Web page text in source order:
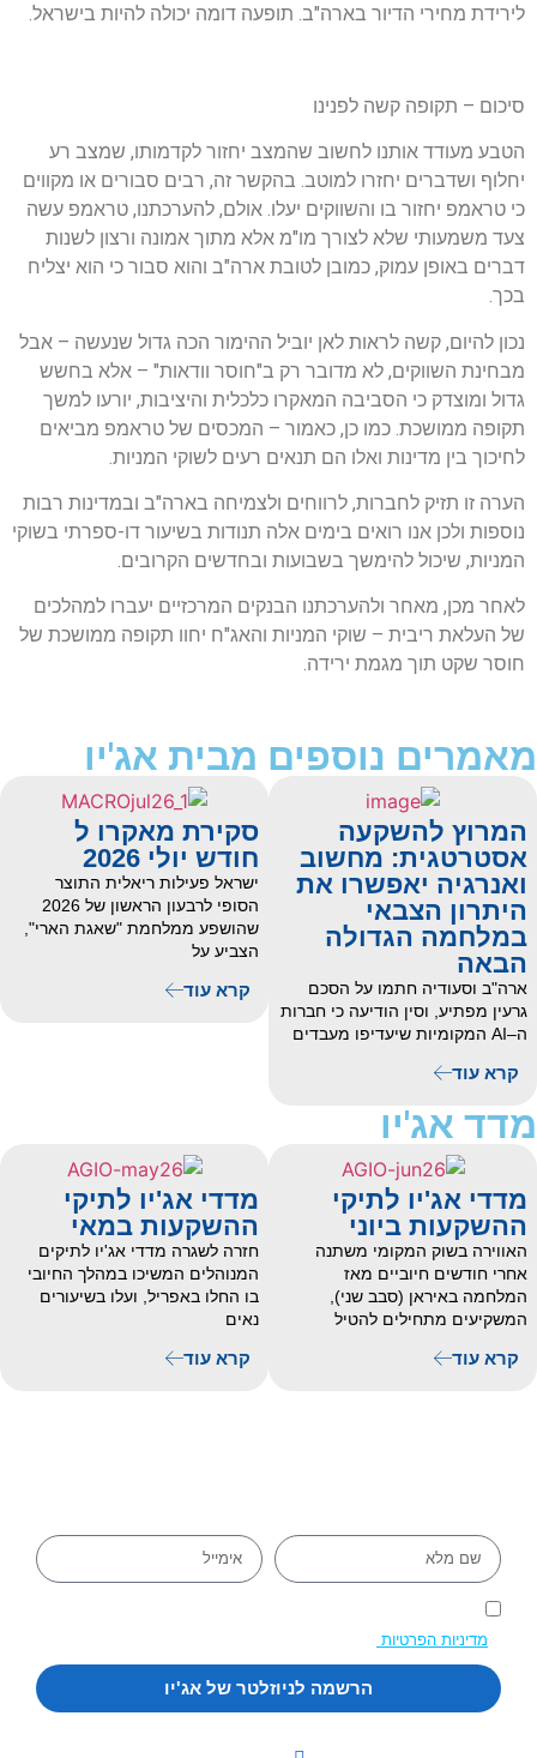
לירידת מחירי הדיור בארה"ב. תופעה דומה יכולה להיות בישראל.
סיכום – תקופה קשה לפנינו
הטבע מעודד אותנו לחשוב שהמצב יחזור לקדמותו, שמצב רע
יחלוף ושדברים יחזרו למוטב. בהקשר זה, רבים סבורים או מקווים
כי טראמפ יחזור בו והשווקים יעלו. אולם, להערכתנו, טראמפ עשה
צעד משמעותי שלא לצורך מו"מ אלא מתוך אמונה ורצון לשנות
דברים באופן עמוק, כמובן לטובת ארה"ב והוא סבור כי הוא יצליח
בכך.
נכון להיום, קשה לראות לאן יוביל ההימור הכה גדול שנעשה – אבל
מבחינת השווקים, לא מדובר רק ב"חוסר וודאות" – אלא בחשש
גדול ומוצדק כי הסביבה המאקרו כלכלית והיציבות, יורעו למשך
תקופה ממושכת. כמו כן, כאמור – המכסים של טראמפ מביאים
לחיכוך בין מדינות ואלו הם תנאים רעים לשוקי המניות.
הערה זו תזיק לחברות, לרווחים ולצמיחה בארה"ב ובמדינות רבות
נוספות ולכן אנו רואים בימים אלה תנודות בשיעור דו-ספרתי בשוקי
המניות, שיכול להימשך בשבועות ובחדשים הקרובים.
לאחר מכן, מאחר ולהערכתנו הבנקים המרכזיים יעברו למהלכים
של העלאת ריבית – שוקי המניות והאג"ח יחוו תקופה ממושכת של
חוסר שקט תוך מגמת ירידה.
מאמרים נוספים מבית אג'יו
המרוץ להשקעה
אסטרטגית: מחשוב
ואנרגיה יאפשרו את
היתרון הצבאי
במלחמה הגדולה
הבאה
ארה"ב וסעודיה חתמו על הסכם
גרעין מפתיע, וסין הודיעה כי חברות
ה–AI המקומיות שיעדיפו מעבדים
קרא עוד
סקירת מאקרו ל
חודש יולי 2026
ישראל פעילות ריאלית התוצר
הסופי לרבעון הראשון של 2026
שהושפע ממלחמת "שאגת הארי",
הצביע על
קרא עוד
מדד אג'יו
מדדי אג'יו לתיקי
ההשקעות ביוני
האווירה בשוק המקומי משתנה
אחרי חודשים חיוביים מאז
המלחמה באיראן (סבב שני),
המשקיעים מתחילים להטיל
קרא עוד
מדדי אג'יו לתיקי
ההשקעות במאי
חזרה לשגרה מדדי אג'יו לתיקים
המנוהלים המשיכו במהלך החיובי
בו החלו באפריל, ועלו בשיעורים
נאים
קרא עוד
מדיניות הפרטיות
הרשמה לניוזלטר של אג'יו